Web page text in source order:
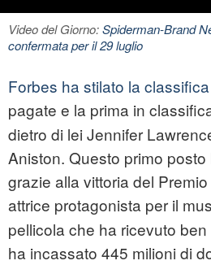
Video del Giorno:Spiderman-Brand
confermata per il 29 luglio
Forbes ha stilato la classifica
pagate e la prima in
dietro di lei Jennifer
Aniston. Questo primo
grazie alla vittoria del
attrice protagonista per il
pellicola che ha ricevuto
ha incassato 445 milioni di